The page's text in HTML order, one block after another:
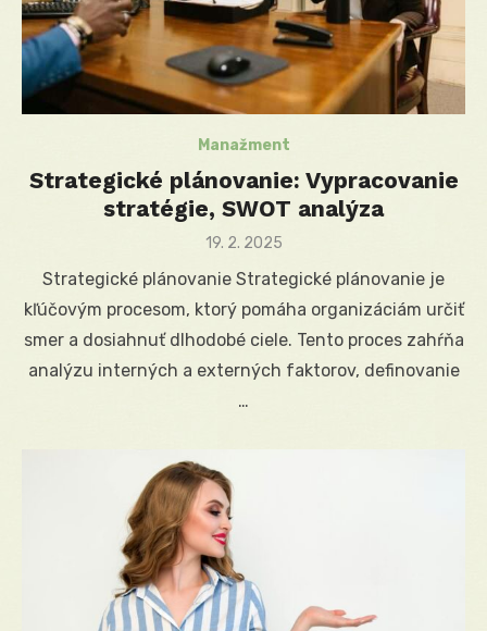
Manažment
Strategické plánovanie: Vypracovanie
stratégie, SWOT analýza
Posted
19. 2. 2025
Strategické plánovanie Strategické plánovanie je
kľúčovým procesom, ktorý pomáha organizáciám určiť
smer a dosiahnuť dlhodobé ciele. Tento proces zahŕňa
analýzu interných a externých faktorov, definovanie
…